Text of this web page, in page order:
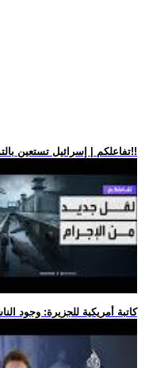
.. تفاعلكم | إسرائيل تستعين بالتماسيح ضد الأسرى الفلسطينيين!!
.. كاتبة أمريكية للجزيرة: وجود